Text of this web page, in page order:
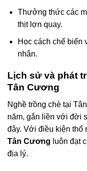
Thưởng thức các
thịt lợn quay.
Học cách chế biến
nhân.
Lịch sử và phát
Tân Cương
Nghề trồng chè tại
năm, gắn liền với đời
đây. Với điều kiện
Tân Cương luôn đạt
địa lý.